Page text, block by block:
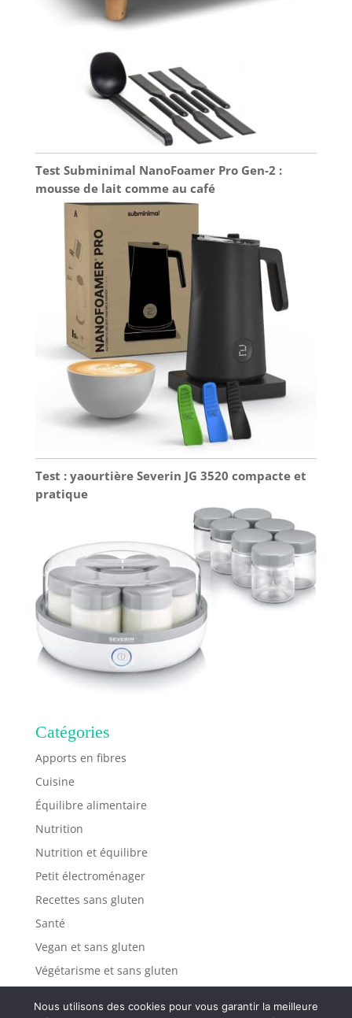
Test Subminimal NanoFoamer Pro Gen-2 :
mousse de lait comme au café
Test : yaourtière Severin JG 3520 compacte et
pratique
Catégories
Apports en fibres
Cuisine
Équilibre alimentaire
Nutrition
Nutrition et équilibre
Petit électroménager
Recettes sans gluten
Santé
Vegan et sans gluten
Végétarisme et sans gluten
Nous utilisons des cookies pour vous garantir la meilleure